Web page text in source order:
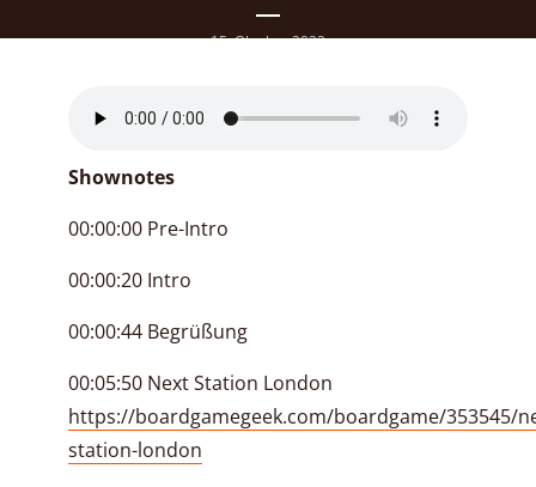
15. Oktober 2022
Shownotes
00:00:00 Pre-Intro
00:00:20 Intro
00:00:44 Begrüßung
00:05:50 Next Station London
https://boardgamegeek.com/boardgame/353545/
station-london